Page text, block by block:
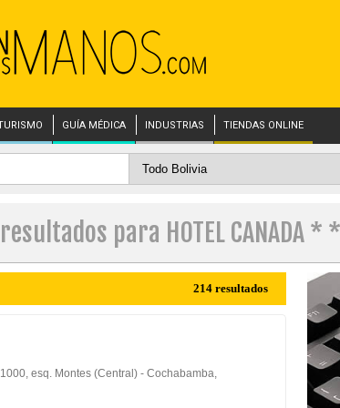
GUÍA MÉDICA INDUSTRIAS TIENDAS ONLINE
para HOTEL CANADA *
214 resultados
esq. Montes (Central) - Cochabamba,